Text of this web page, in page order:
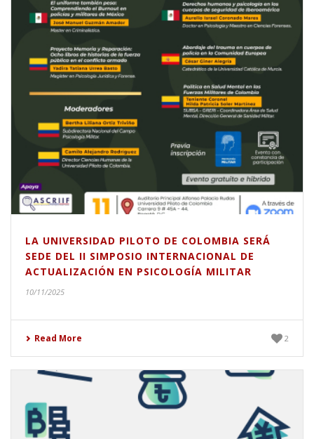
LA UNIVERSIDAD PILOTO DE COLOMBIA SERÁ
SEDE DEL II SIMPOSIO INTERNACIONAL DE
ACTUALIZACIÓN EN PSICOLOGÍA MILITAR
10/11/2025
Read More 2